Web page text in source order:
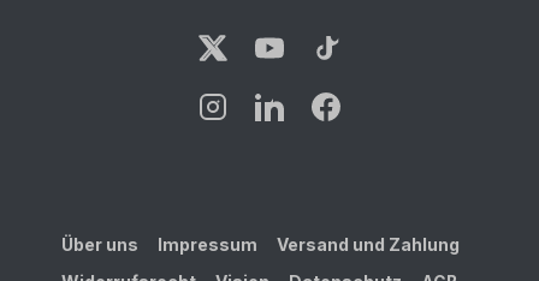
Über uns Impressum
Versand und Zahlung